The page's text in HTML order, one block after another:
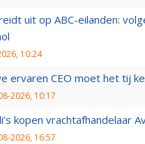
uit op ABC-eilanden:
10:24
ervaren CEO moet het tij
2026, 10:17
kopen vrachtafhandelaar
2026, 16:57